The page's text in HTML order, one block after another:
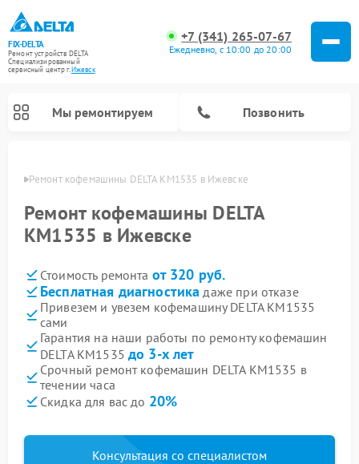
FIX-DELTA
Ремонт устройств DELTA
Специализированный
cервисный центр г.Ижевск
+7 (341) 265-07-67
Ежедневно, с 10:00 до 20:00
Мы ремонтируем Позвонить
Ремонт кофемашины DELTA KM1535 в Ижевске
Ремонт кофемашины DELTA
KM1535 в Ижевске
Стоимость ремонта от 320 руб.
Бесплатная диагностика даже при отказе
Привезем и увезем кофемашину DELTA KM1535
сами
Гарантия на наши работы по ремонту кофемашин
DELTA KM1535 до 3-х лет
Срочный ремонт кофемашин DELTA KM1535 в
течении часа
Скидка для вас до 20%
Консультация со специалистом